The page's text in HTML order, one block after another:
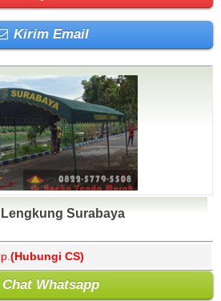
Kirim Email
Surabaya
(Hubungi CS)
Chat Whatsapp